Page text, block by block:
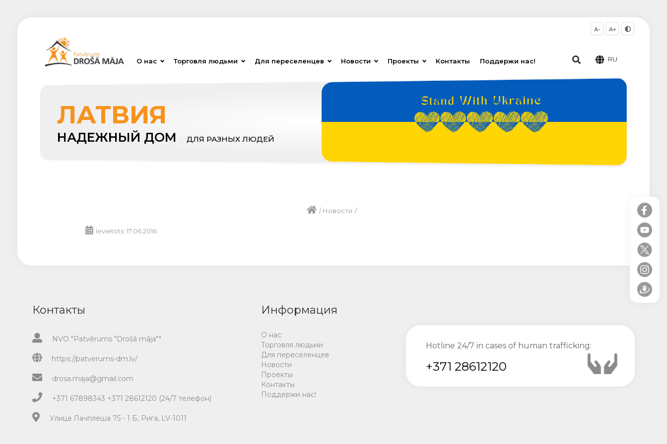
О нас Торговля людьми Для переселенцев Новости Проекты Контакты Поддержи нас!
A- A+
RU
ЛАТВИЯ
НАДЕЖНЫЙ ДОМ ДЛЯ РАЗНЫХ ЛЮДЕЙ
/Новости /
Ievietots: 17.06.2016
Контакты
NVO "Patvērums "Drošā māja""
https://patverums-dm.lv/
drosa.maja@gmail.com
+371 67898343 +371 28612120 (24/7 телефон)
Улица Лачплеша 75 - 1 Б, Рига, LV-1011
Информация
О нас
Торговля людьми
Для переселенцев
Новости
Проекты
Контакты
Поддержи нас!
Hotline 24/7 in cases of human trafficking:
+371 28612120